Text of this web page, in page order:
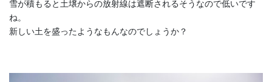
雪が積もると土壌からの放射線は遮断されるそうなので低いです
ね。
新しい土を盛ったようなもんなのでしょうか？